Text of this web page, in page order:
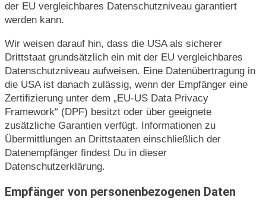
der EU vergleichbares Datenschutzniveau garantiert
werden kann.
Wir weisen darauf hin, dass die USA als sicherer
Drittstaat grundsätzlich ein mit der EU vergleichbares
Datenschutzniveau aufweisen. Eine Datenübertragung in
die USA ist danach zulässig, wenn der Empfänger eine
Zertifizierung unter dem „EU-US Data Privacy
Framework“ (DPF) besitzt oder über geeignete
zusätzliche Garantien verfügt. Informationen zu
Übermittlungen an Drittstaaten einschließlich der
Datenempfänger findest Du in dieser
Datenschutzerklärung.
Empfänger von personenbezogenen Daten